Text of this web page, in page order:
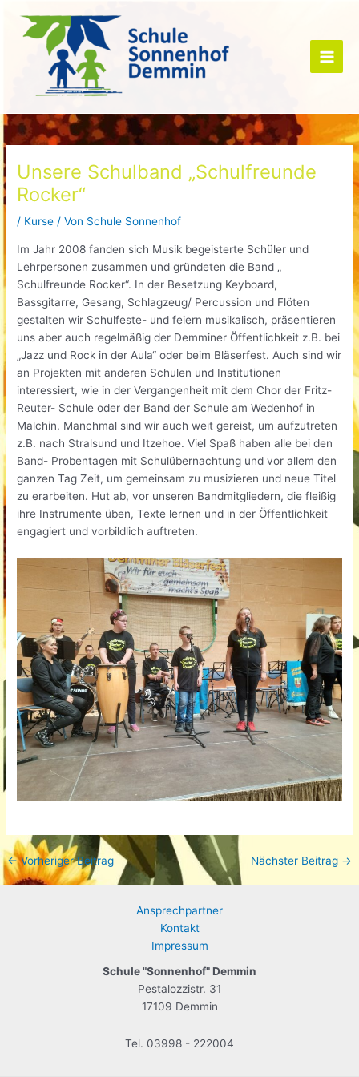
springen
Main
Unsere Schulband „Schulfreunde
Rocker“
/ Kurse / Von Schule Sonnenhof
Im Jahr 2008 fanden sich Musik begeisterte Schüler und
Lehrpersonen zusammen und gründeten die Band „
Schulfreunde Rocker“. In der Besetzung Keyboard,
Bassgitarre, Gesang, Schlagzeug/ Percussion und Flöten
gestalten wir Schulfeste- und feiern musikalisch, präsentieren
uns aber auch regelmäßig der Demminer Öffentlichkeit z.B. bei
„Jazz und Rock in der Aula“ oder beim Bläserfest. Auch sind wir
an Projekten mit anderen Schulen und Institutionen
interessiert, wie in der Vergangenheit mit dem Chor der Fritz-
Reuter- Schule oder der Band der Schule am Wedenhof in
Malchin. Manchmal sind wir auch weit gereist, um aufzutreten
z.B. nach Stralsund und Itzehoe. Viel Spaß haben alle bei den
Band- Probentagen mit Schulübernachtung und vor allem den
ganzen Tag Zeit, um gemeinsam zu musizieren und neue Titel
zu erarbeiten. Hut ab, vor unseren Bandmitgliedern, die fleißig
ihre Instrumente üben, Texte lernen und in der Öffentlichkeit
engagiert und vorbildlich auftreten.
Beitragsnavigation
←Vorheriger Beitrag Nächster Beitrag →
Ansprechpartner
Kontakt
Impressum
Schule "Sonnenhof" Demmin
Pestalozzistr. 31
17109 Demmin
Tel. 03998 - 222004